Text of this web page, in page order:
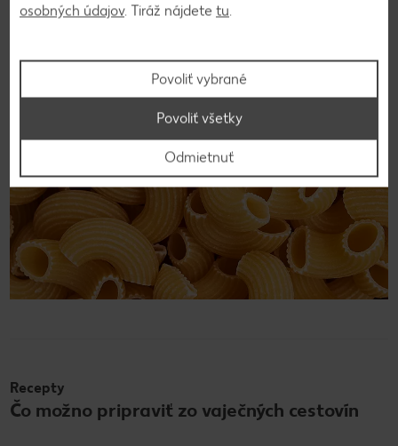
Recepty
Čo možno pripraviť zo vaječných cestovín
osobných údajov. Tiráž nájdete tu.
Povoliť vybrané
Odmietnuť
Povoliť všetky